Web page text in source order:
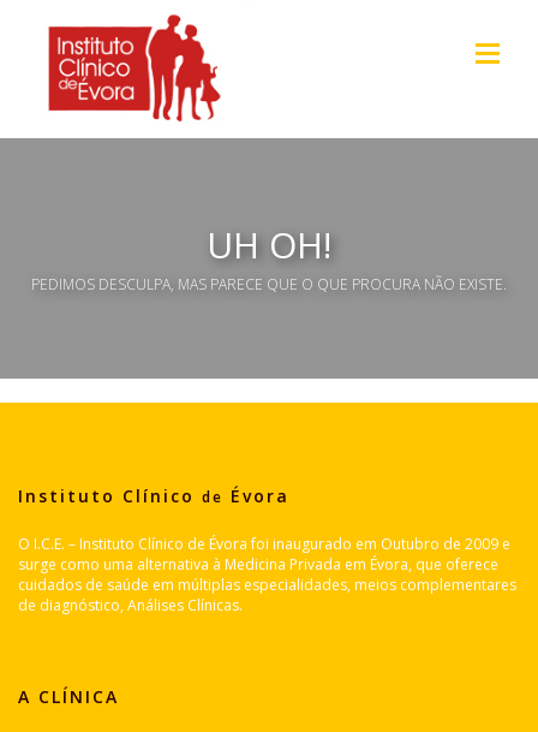
UH OH!
PEDIMOS DESCULPA, MAS PARECE QUE O QUE PROCURA NÃO EXISTE.
Instituto Clínico de Évora
O I.C.E. – Instituto Clínico de Évora foi inaugurado em Outubro de 2009 e
surge como uma alternativa à Medicina Privada em Évora, que oferece
cuidados de saúde em múltiplas especialidades, meios complementares
de diagnóstico, Análises Clínicas.
A CLÍNICA